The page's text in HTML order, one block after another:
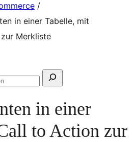
/
in einer Tabelle, mit
Merkliste
Foren
in einer
to Action zur